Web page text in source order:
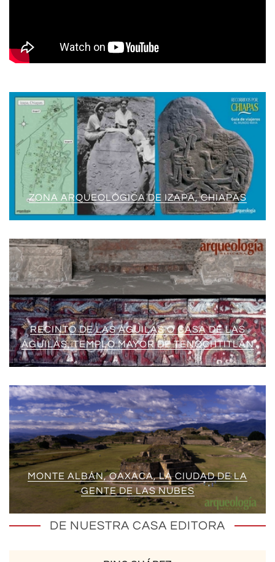
ZONA ARQUEOLÓGICA DE IZAPA, CHIAPAS
RECINTO DE LAS ÁGUILAS O CASA DE LAS
ÁGUILAS, TEMPLO MAYOR DE TENOCHTITLAN
MONTE ALBÁN, OAXACA, LA CIUDAD DE LA
GENTE DE LAS NUBES
DE NUESTRA CASA EDITORA